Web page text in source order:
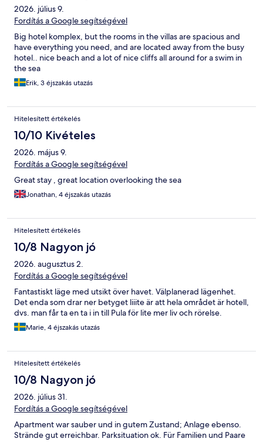
2026. július 9.
Fordítás a Google segítségével
Big hotel komplex, but the rooms in the villas are spacious and
have everything you need, and are located away from the busy
hotel.. nice beach and a lot of nice cliffs all around for a swim in
the sea
Erik, 3 éjszakás utazás
Hitelesített értékelés
10/10 Kivételes
2026. május 9.
Fordítás a Google segítségével
Great stay , great location overlooking the sea
Jonathan, 4 éjszakás utazás
Hitelesített értékelés
10/8 Nagyon jó
2026. augusztus 2.
Fordítás a Google segítségével
Fantastiskt läge med utsikt över havet. Välplanerad lägenhet.
Det enda som drar ner betyget liiite är att hela området är hotell,
dvs. man får ta en ta i in till Pula för lite mer liv och rörelse.
Marie, 4 éjszakás utazás
Hitelesített értékelés
10/8 Nagyon jó
2026. július 31.
Fordítás a Google segítségével
Apartment war sauber und in gutem Zustand; Anlage ebenso.
Strände gut erreichbar. Parksituation ok. Für Familien und Paare